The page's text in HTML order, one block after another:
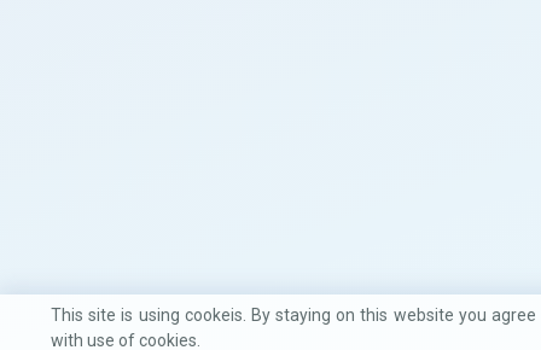
This site is using cookeis. By staying on this website you agree
with use of cookies.